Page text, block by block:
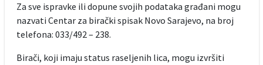
Za sve ispravke ili dopune svojih podataka građani mogu
nazvati Centar za birački spisak Novo Sarajevo, na broj
telefona: 033/492 – 238.
Birači, koji imaju status raseljenih lica, mogu izvršiti